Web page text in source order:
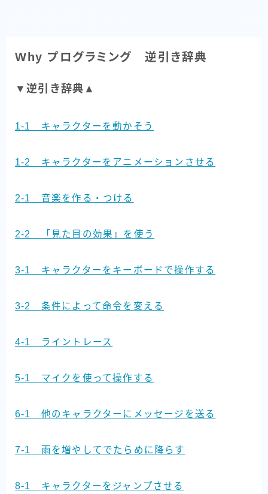
Why プログラミング 逆引き辞典
▼逆引き辞典▲
1-1 キャラクターを動かそう
1-2 キャラクターをアニメーションさせる
2-1 音楽を作る・つける
2-2 「見た目の効果」を使う
3-1 キャラクターをキーボードで操作する
3-2 条件によって命令を変える
4-1 ライントレース
5-1 マイクを使って操作する
6-1 他のキャラクターにメッセージを送る
7-1 雨を増やしてでたらめに降らす
8-1 キャラクターをジャンプさせる